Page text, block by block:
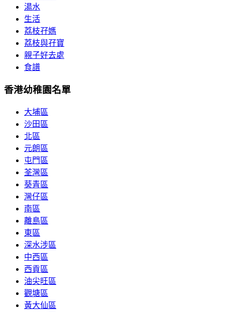
湯水
生活
荔枝孖媽
荔枝與孖寶
親子好去處
食譜
香港幼稚園名單
大埔區
沙田區
北區
元朗區
屯門區
荃灣區
葵青區
灣仔區
南區
離島區
東區
深水涉區
中西區
西貢區
油尖旺區
觀塘區
黃大仙區